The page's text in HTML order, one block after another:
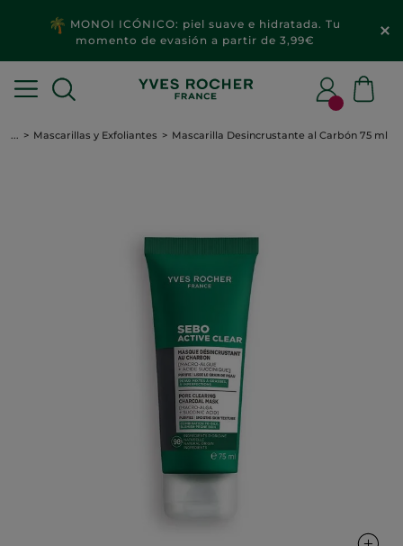
MONOI ICÓNICO: piel suave e hidratada. Tu
momento de evasión a partir de 3,99€
... Mascarillas y Exfoliantes Mascarilla Desincrustante al Carbón 75 ml